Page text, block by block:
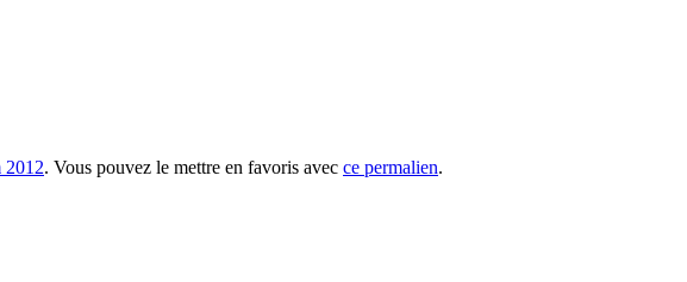
2012. Vous pouvez le mettre en favoris avec ce permalien.